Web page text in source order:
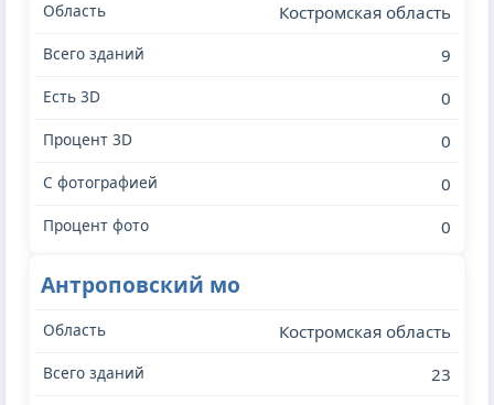
Костромская область
9
0
0
0
0
Антроповский мо
Костромская область
23